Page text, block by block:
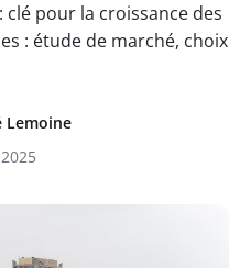
clé pour la croissance des
: étude de marché, choix
Lemoine